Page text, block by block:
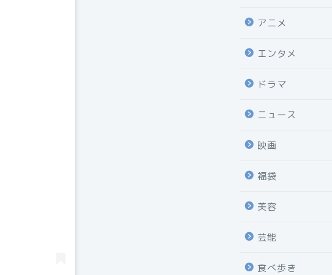
アニメ
エンタメ
ドラマ
ニュース
映画
福袋
美容
芸能
食べ歩き